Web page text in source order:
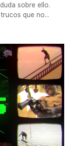
sobre ello.
que no...